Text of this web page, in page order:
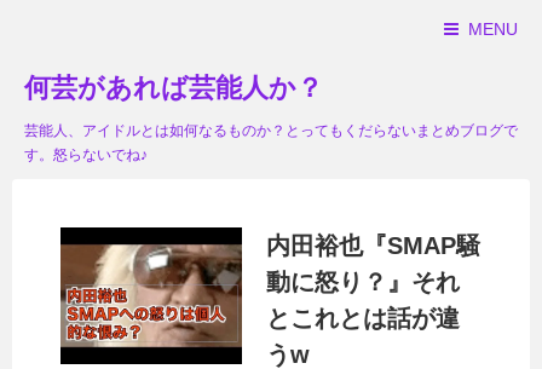
MENU
何芸があれば芸能人か？
芸能人、アイドルとは如何なるものか？とってもくだらないまとめブログで
す。怒らないでね♪
内田裕也『SMAP騒
動に怒り？』それ
とこれとは話が違
うw